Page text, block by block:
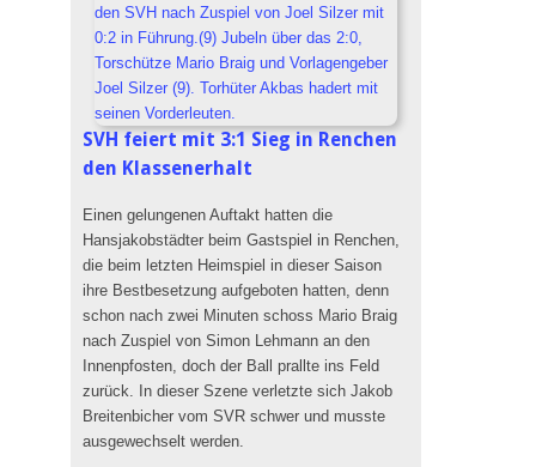
SVH feiert mit 3:1 Sieg in Renchen
den Klassenerhalt
Einen gelungenen Auftakt hatten die
Hansjakobstädter beim Gastspiel in Renchen,
die beim letzten Heimspiel in dieser Saison
ihre Bestbesetzung aufgeboten hatten, denn
schon nach zwei Minuten schoss Mario Braig
nach Zuspiel von Simon Lehmann an den
Innenpfosten, doch der Ball prallte ins Feld
zurück. In dieser Szene verletzte sich Jakob
Breitenbicher vom SVR schwer und musste
ausgewechselt werden.